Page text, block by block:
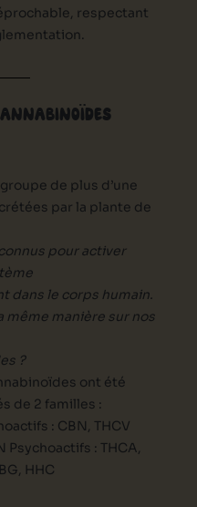
respectant
de plus d’une
par la plante de
pour activer
dans le corps humain.
même manière sur nos
?
ont été
de 2 familles :
: CBN, THCV
Psychoactifs : THCA,
HHC